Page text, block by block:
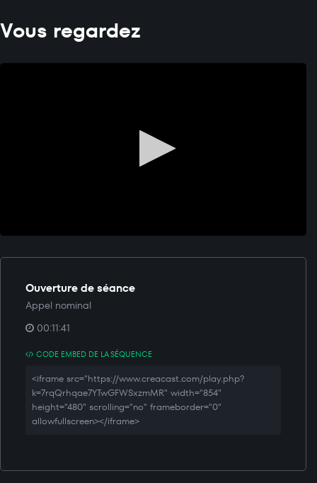
Vous regardez
Ouverture de séance
Appel nominal
00:11:41
CODE EMBED DE LA SÉQUENCE
<iframe src="https://www.creacast.com/play.php?
k=7rqQrhqae7YTwGFWSxzmMR" width="854"
height="480" scrolling="no" frameborder="0"
allowfullscreen></iframe>